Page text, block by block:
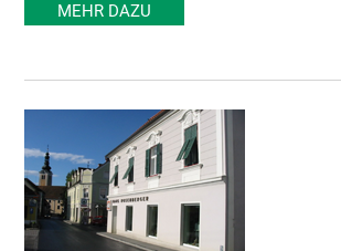
MEHR DAZU